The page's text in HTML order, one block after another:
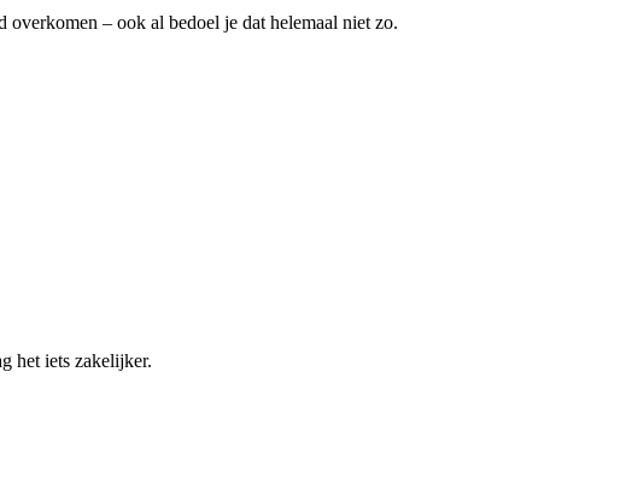
– ook al bedoel je dat helemaal niet zo.
het iets zakelijker.